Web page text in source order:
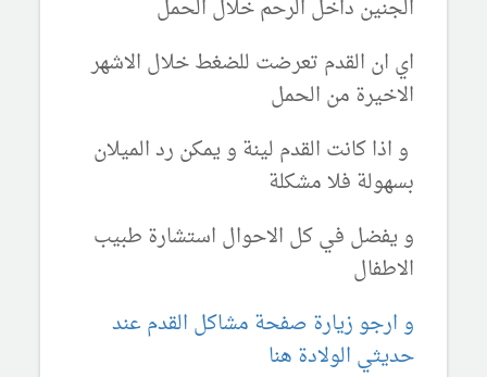
الجنين داخل الرحم خلال الحمل
اي ان القدم تعرضت للضغط خلال الاشهر
الاخيرة من الحمل
و اذا كانت القدم لينة و يمكن رد الميلان
بسهولة فلا مشكلة
و يفضل في كل الاحوال استشارة طبيب
الاطفال
و ارجو زيارة صفحة مشاكل القدم عند
حديثي الولادة هنا